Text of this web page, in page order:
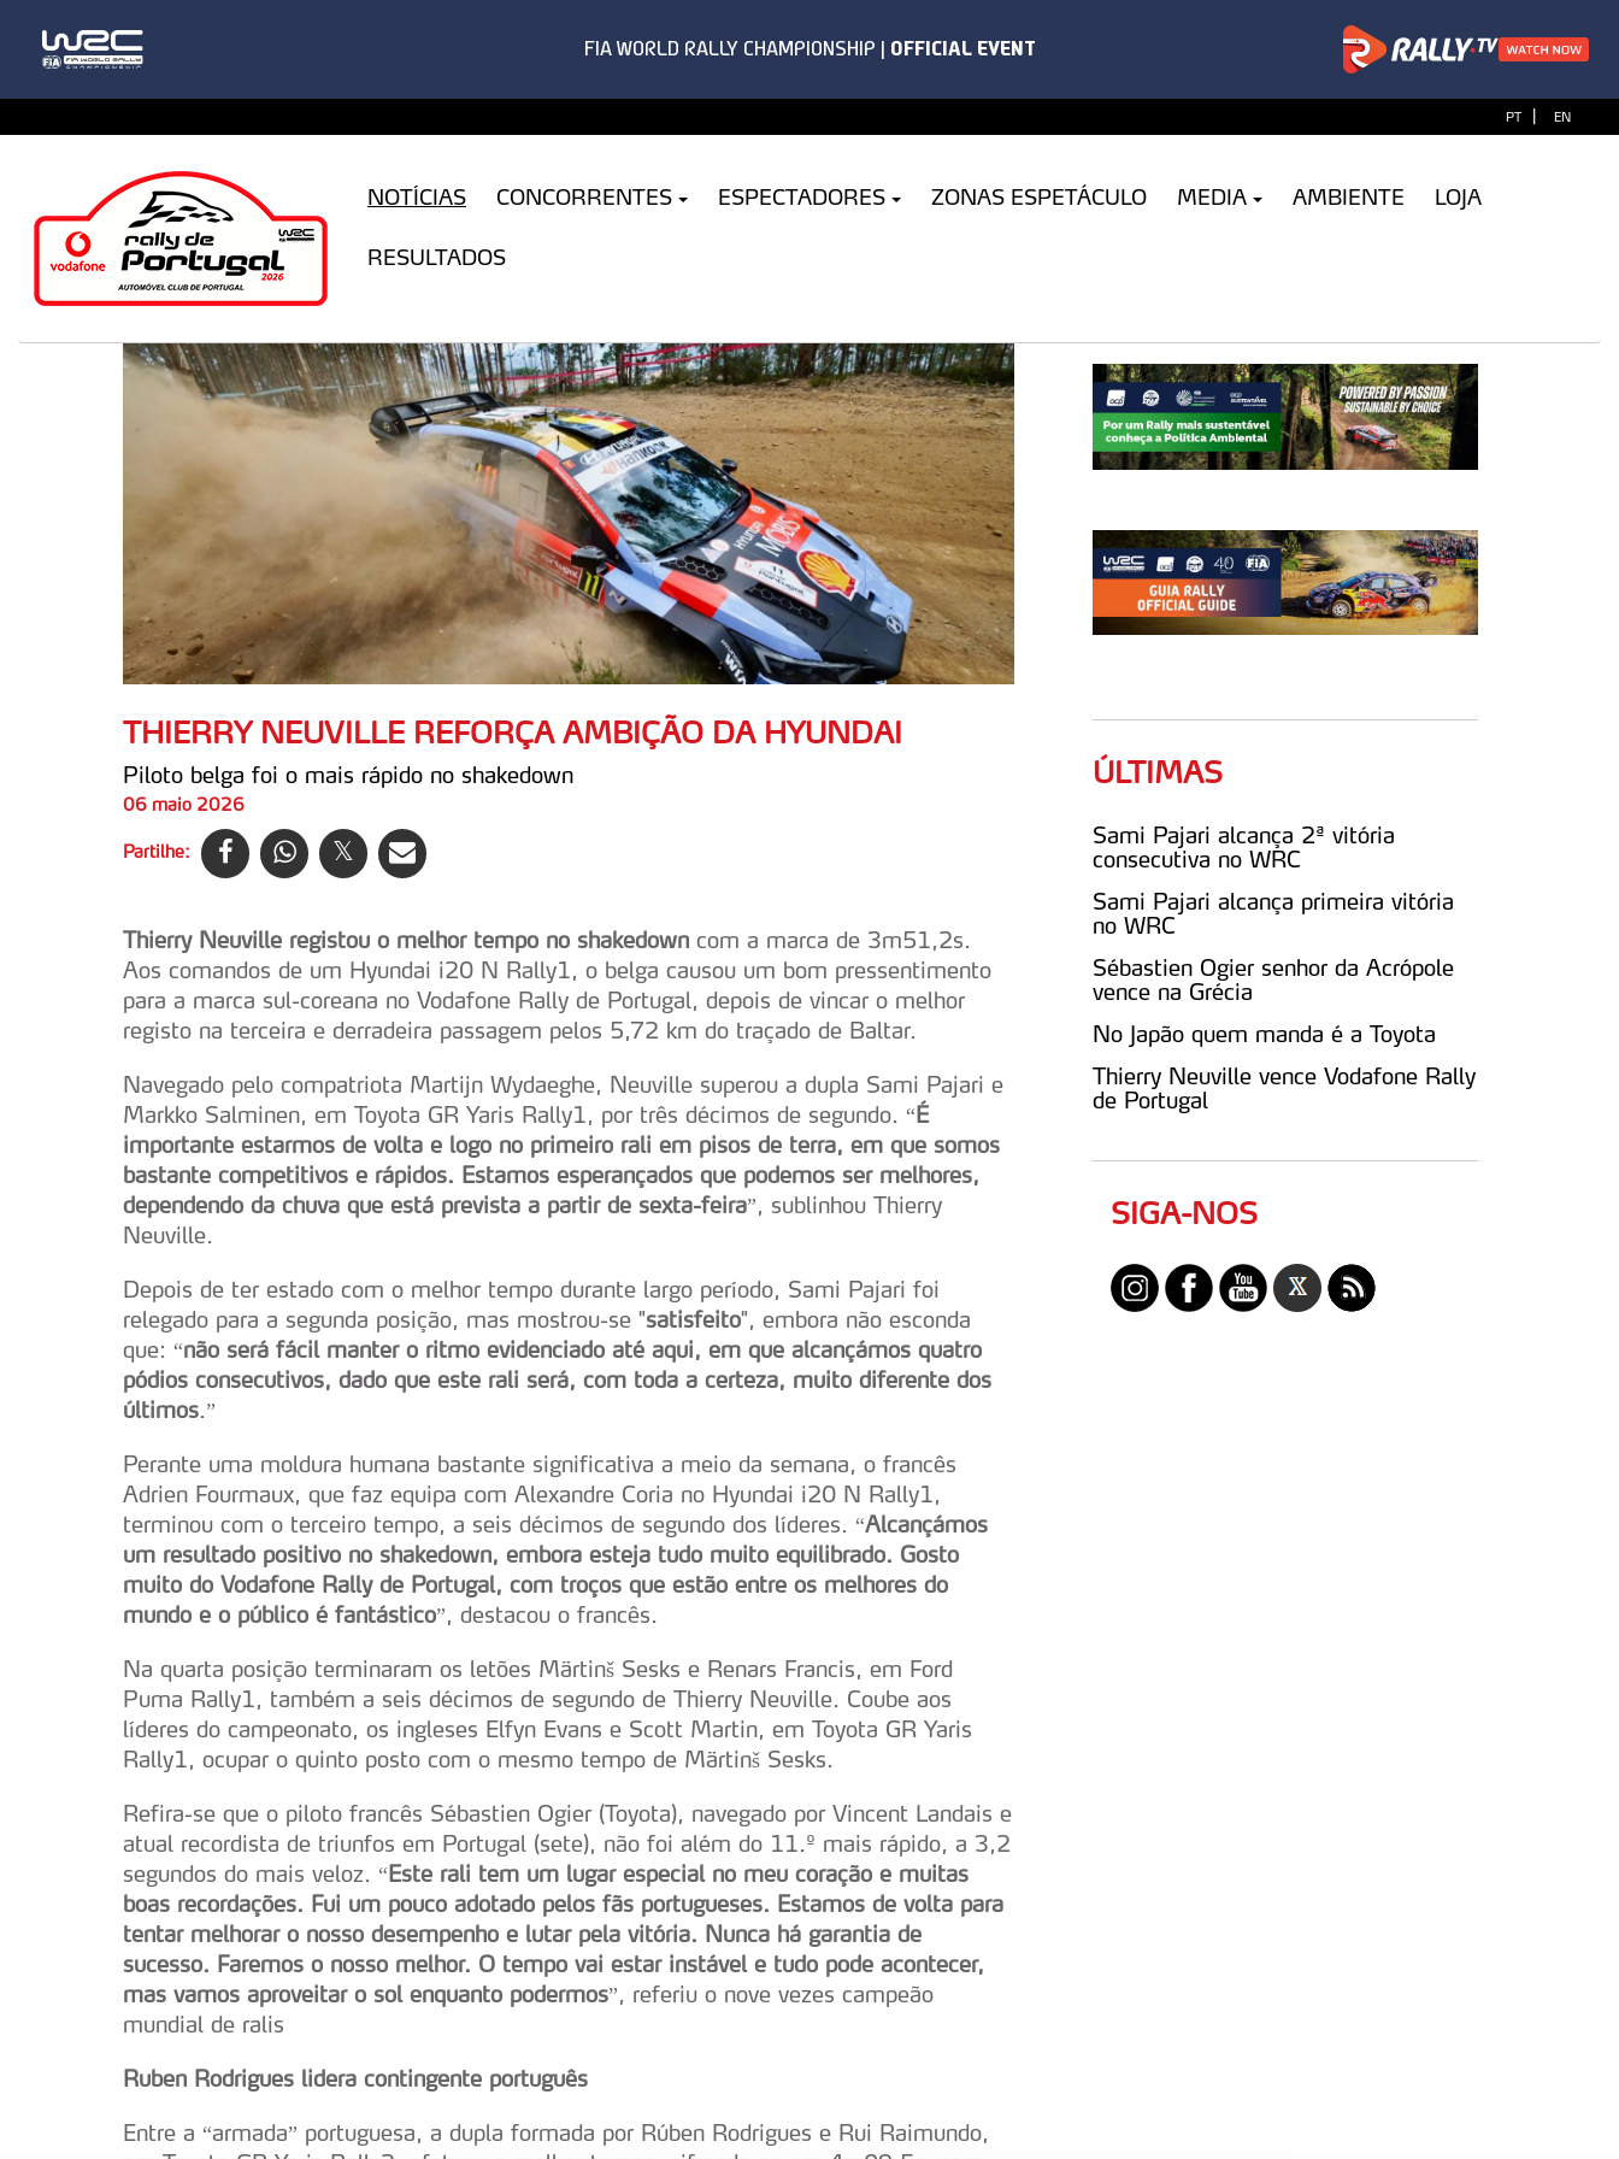
PT | EN
NOTÍCIAS CONCORRENTES ESPECTADORES ZONAS ESPETÁCULO MEDIA AMBIENTE LOJA
RESULTADOS
THIERRY NEUVILLE REFORÇA AMBIÇÃO DA HYUNDAI
Piloto belga foi o mais rápido no shakedown
06 maio 2026
Partilhe:
Thierry Neuville registou o melhor tempo no shakedown com a marca de 3m51,2s.
Aos comandos de um Hyundai i20 N Rally1, o belga causou um bom pressentimento
para a marca sul-coreana no Vodafone Rally de Portugal, depois de vincar o melhor
registo na terceira e derradeira passagem pelos 5,72 km do traçado de Baltar.
Navegado pelo compatriota Martijn Wydaeghe, Neuville superou a dupla Sami Pajari e
Markko Salminen, em Toyota GR Yaris Rally1, por três décimos de segundo. “É
importante estarmos de volta e logo no primeiro rali em pisos de terra, em que somos
bastante competitivos e rápidos. Estamos esperançados que podemos ser melhores,
dependendo da chuva que está prevista a partir de sexta-feira”, sublinhou Thierry
Neuville.
Depois de ter estado com o melhor tempo durante largo período, Sami Pajari foi
relegado para a segunda posição, mas mostrou-se "satisfeito", embora não esconda
que: “não será fácil manter o ritmo evidenciado até aqui, em que alcançámos quatro
pódios consecutivos, dado que este rali será, com toda a certeza, muito diferente dos
últimos.”
Perante uma moldura humana bastante significativa a meio da semana, o francês
Adrien Fourmaux, que faz equipa com Alexandre Coria no Hyundai i20 N Rally1,
terminou com o terceiro tempo, a seis décimos de segundo dos líderes. “Alcançámos
um resultado positivo no shakedown, embora esteja tudo muito equilibrado. Gosto
muito do Vodafone Rally de Portugal, com troços que estão entre os melhores do
mundo e o público é fantástico”, destacou o francês.
Na quarta posição terminaram os letões Märtinš Sesks e Renars Francis, em Ford
Puma Rally1, também a seis décimos de segundo de Thierry Neuville. Coube aos
líderes do campeonato, os ingleses Elfyn Evans e Scott Martin, em Toyota GR Yaris
Rally1, ocupar o quinto posto com o mesmo tempo de Märtinš Sesks.
Refira-se que o piloto francês Sébastien Ogier (Toyota), navegado por Vincent Landais e
atual recordista de triunfos em Portugal (sete), não foi além do 11.º mais rápido, a 3,2
segundos do mais veloz. “Este rali tem um lugar especial no meu coração e muitas
boas recordações. Fui um pouco adotado pelos fãs portugueses. Estamos de volta para
tentar melhorar o nosso desempenho e lutar pela vitória. Nunca há garantia de
sucesso. Faremos o nosso melhor. O tempo vai estar instável e tudo pode acontecer,
mas vamos aproveitar o sol enquanto podermos”, referiu o nove vezes campeão
mundial de ralis
Ruben Rodrigues lidera contingente português
Entre a “armada” portuguesa, a dupla formada por Rúben Rodrigues e Rui Raimundo,
ÚLTIMAS
Sami Pajari alcança 2ª vitória
consecutiva no WRC
Sami Pajari alcança primeira vitória
no WRC
Sébastien Ogier senhor da Acrópole
vence na Grécia
No Japão quem manda é a Toyota
Thierry Neuville vence Vodafone Rally
de Portugal
SIGA-NOS